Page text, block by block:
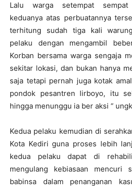
Lalu warga setempat sempat
keduanya atas perbuatannya
terhitung sudah tiga kali
pelaku dengan mengambil
Korban bersama warga sengaja
sekitar lokasi, dan bukan hanya
saja tetapi pernah juga kotak
pondok pesantren lirboyo, itu
hingga menunggu ia ber aksi “
Kedua pelaku kemudian di
Kota Kediri guna proses lebih
kedua pelaku dapat di
mengulang kebiasaan mencuri
babinsa dalam penanganan